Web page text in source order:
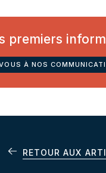
premiers
À NOS
RETOUR AUX